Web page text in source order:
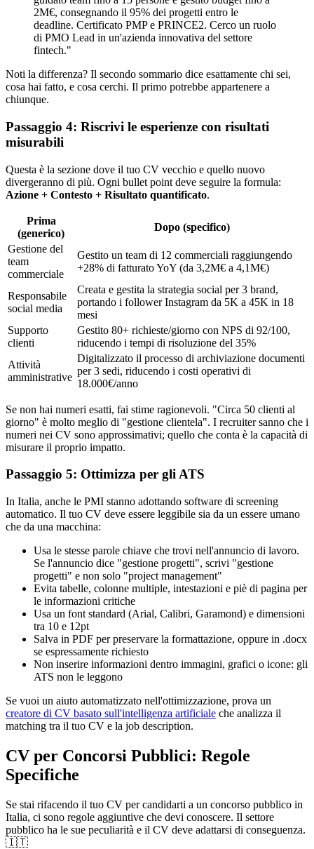
2M€, consegnando il 95% dei progetti entro le
deadline. Certificato PMP e PRINCE2. Cerco un ruolo
di PMO Lead in un'azienda innovativa del settore
fintech."
Noti la differenza? Il secondo sommario dice esattamente chi sei,
cosa hai fatto, e cosa cerchi. Il primo potrebbe appartenere a
chiunque.
Passaggio 4: Riscrivi le esperienze con risultati
misurabili
Questa è la sezione dove il tuo CV vecchio e quello nuovo
divergeranno di più. Ogni bullet point deve seguire la formula:
Azione + Contesto + Risultato quantificato.
Prima
(generico)
Dopo (specifico)
Gestione del
team
commerciale
Gestito un team di 12 commerciali raggiungendo
+28% di fatturato YoY (da 3,2M€ a 4,1M€)
Responsabile
social media
Creata e gestita la strategia social per 3 brand,
portando i follower Instagram da 5K a 45K in 18
mesi
Supporto
clienti
Gestito 80+ richieste/giorno con NPS di 92/100,
riducendo i tempi di risoluzione del 35%
Attività
amministrative
Digitalizzato il processo di archiviazione documenti
per 3 sedi, riducendo i costi operativi di
18.000€/anno
Se non hai numeri esatti, fai stime ragionevoli. "Circa 50 clienti al
giorno" è molto meglio di "gestione clientela". I recruiter sanno che i
numeri nei CV sono approssimativi; quello che conta è la capacità di
misurare il proprio impatto.
Passaggio 5: Ottimizza per gli ATS
In Italia, anche le PMI stanno adottando software di screening
automatico. Il tuo CV deve essere leggibile sia da un essere umano
che da una macchina:
Usa le stesse parole chiave che trovi nell'annuncio di lavoro.
Se l'annuncio dice "gestione progetti", scrivi "gestione
progetti" e non solo "project management"
Evita tabelle, colonne multiple, intestazioni e piè di pagina per
le informazioni critiche
Usa un font standard (Arial, Calibri, Garamond) e dimensioni
tra 10 e 12pt
Salva in PDF per preservare la formattazione, oppure in .docx
se espressamente richiesto
Non inserire informazioni dentro immagini, grafici o icone: gli
ATS non le leggono
Se vuoi un aiuto automatizzato nell'ottimizzazione, prova un
creatore di CV basato sull'intelligenza artificiale che analizza il
matching tra il tuo CV e la job description.
CV per Concorsi Pubblici: Regole
Specifiche
Se stai rifacendo il tuo CV per candidarti a un concorso pubblico in
Italia, ci sono regole aggiuntive che devi conoscere. Il settore
pubblico ha le sue peculiarità e il CV deve adattarsi di conseguenza.
🇮🇹